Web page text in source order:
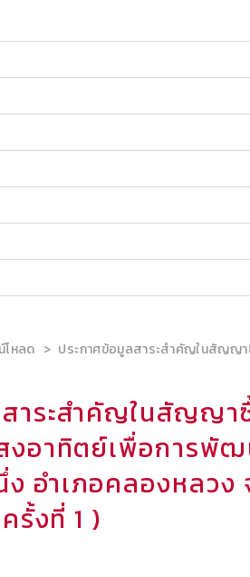
โหลด ประกาศข้อมูลสาระสำคัญในสัญญา
สาระสำคัญในสัญญ
งอาทิตย์เพื่อการพั
อำเภอคลองหลว
รั้งที่ 1 )